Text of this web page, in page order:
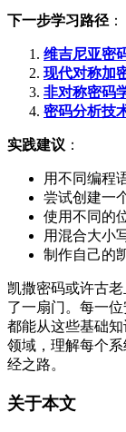
下一步学习路径 ：
维吉尼亚密
现代对称加
非对称密码
密码分析技
实践建议 ：
用不同编程
尝试创建一
使用不同的
用混合大小
制作自己的
凯撒密码或许古
了一扇门。每一
都能从这些基础
领域，理解每个
经之路。
关于本文